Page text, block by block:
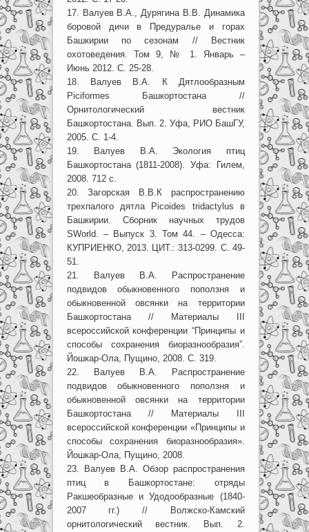
17. Валуев В.А., Дурягина В.В. Динамика
боровой дичи в Предуралье и горах
Башкирии по сезонам // Вестник
охотоведения. Том 9, № 1. Январь –
Июнь 2012. С. 25-28.
18. Валуев В.А. К Дятлообразным
Piciformes Башкортостана //
Орнитологический вестник
Башкортостана. Вып. 2. Уфа, РИО БашГУ,
2005. С. 1-4.
19. Валуев В.А. Экология птиц
Башкортостана (1811-2008). Уфа: Гилем,
2008. 712 с.
20. Загорская В.В.К распространению
трехпалого дятла Picoides tridactylus в
Башкирии. Сборник научных трудов
SWorld. – Выпуск 3. Том 44. – Одесса:
КУПРИЕНКО, 2013. ЦИТ.: 313-0299. С. 49-
51.
21. Валуев В.А. Распространение
подвидов обыкновенного поползня и
обыкновенной овсянки на территории
Башкортостана // Материалы III
всероссийской конференции “Принципы и
способы сохранения биоразнообразия”.
Йошкар-Ола, Пущино, 2008. С. 319.
22. Валуев В.А. Распространение
подвидов обыкновенного поползня и
обыкновенной овсянки на территории
Башкортостана // Материалы III
всероссийской конференции «Принципы и
способы сохранения биоразнообразия».
Йошкар-Ола, Пущино, 2008.
23. Валуев В.А. Обзор распространения
птиц в Башкортостане: отряды
Ракшеобразные и Удодообразные (1840-
2007 гг.) // Волжско-Камский
орнитологический вестник. Вып. 2.